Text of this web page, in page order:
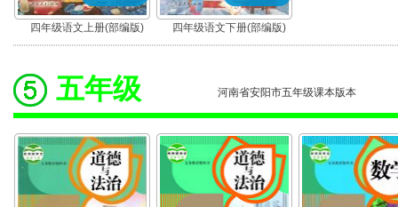
四年级语文上册(部编版) 四年级语文下册(部编版)
五年级 河南省安阳市五年级课本版本